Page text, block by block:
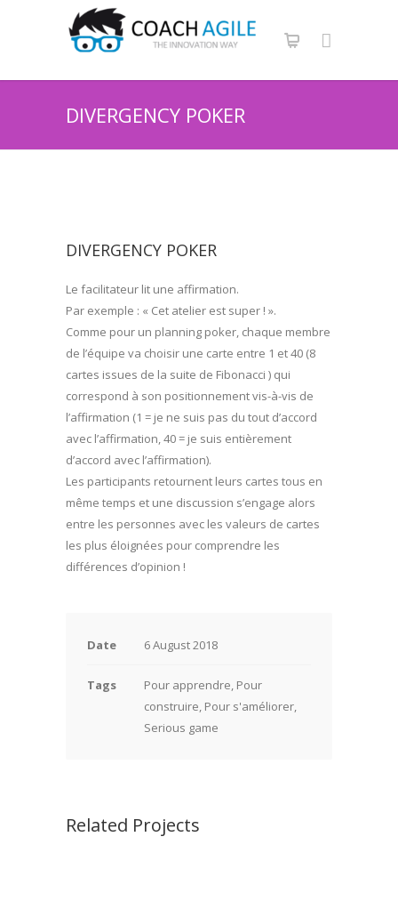
DIVERGENCY POKER
DIVERGENCY POKER
Le facilitateur lit une affirmation.
Par exemple : « Cet atelier est super ! ».
Comme pour un planning poker, chaque membre
de l’équipe va choisir une carte entre 1 et 40 (8
cartes issues de la suite de Fibonacci ) qui
correspond à son positionnement vis-à-vis de
l’affirmation (1 = je ne suis pas du tout d’accord
avec l’affirmation, 40 = je suis entièrement
d’accord avec l’affirmation).
Les participants retournent leurs cartes tous en
même temps et une discussion s’engage alors
entre les personnes avec les valeurs de cartes
les plus éloignées pour comprendre les
différences d’opinion !
Date 6 August 2018
Tags
Pour apprendre, Pour
construire, Pour s'améliorer,
Serious game
Related Projects